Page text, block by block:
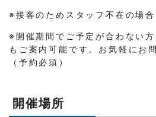
※接客のためスタッフ不在の場
※開催期間でご予定が合わない
もご案内可能です。お気軽にお
（予約必須）
開催場所